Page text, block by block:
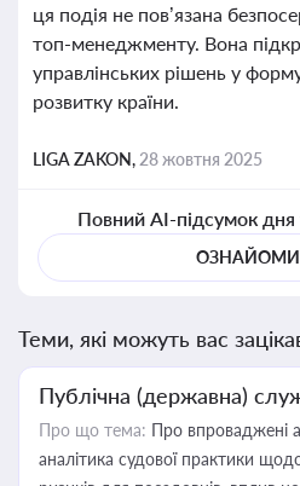
ця подія не пов’язана
топ-менеджменту. Вона
управлінських рішень у
розвитку країни.
LIGA ZAKON, 28 жовтня 2025
Повний AI-підсумок дня
Теми, які можуть вас
Публічна (державна)
Про що тема: Про впроваджені
аналітика судової практики